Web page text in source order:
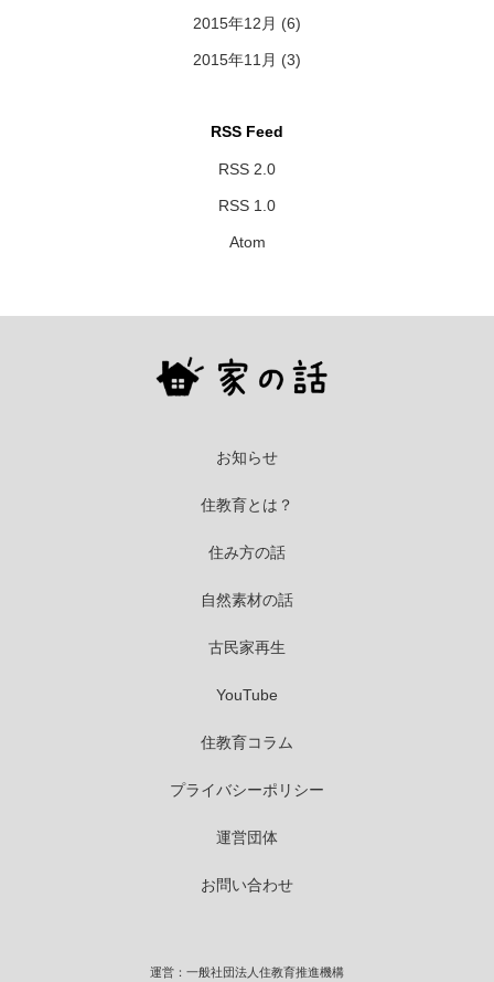
2015年12月 (6)
2015年11月 (3)
RSS Feed
RSS 2.0
RSS 1.0
Atom
お知らせ
住教育とは？
住み方の話
自然素材の話
古民家再生
YouTube
住教育コラム
プライバシーポリシー
運営団体
お問い合わせ
運営：一般社団法人住教育推進機構